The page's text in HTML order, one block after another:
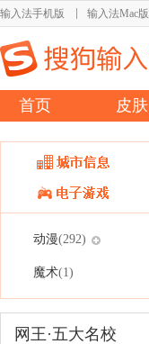
输入法手机版 输入法Mac版
首页 皮肤
动漫(292)
魔术(1)
网王·五大名校